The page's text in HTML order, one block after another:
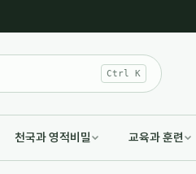
Ctrl K
천국과 영적비밀 교육과 훈련